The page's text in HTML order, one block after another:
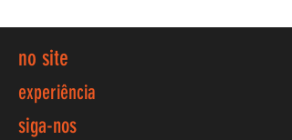
no site
experiência
siga-nos